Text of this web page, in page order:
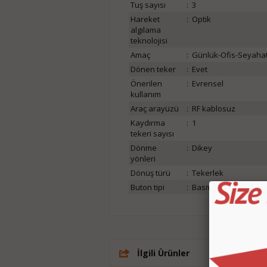
Tuş sayısı : 3
Hareket
algılama
teknolojisi
: Optik
Amaç : Günlük-Ofis-
Dönen teker
: Evet
Önerilen
kullanım
: Evrensel
Araç arayüzü : RF kablosuz
Kaydırma
tekeri sayısı
: 1
Dönme
yönleri
: Dikey
Dönüş türü : Tekerlek
Buton tipi
: Basmalı butonlar
İlgili Ürünler